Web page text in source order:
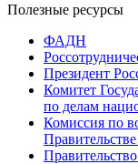
Полезные ресурсы
ФАДН
Президент
Комитет
по делам
Комиссия по